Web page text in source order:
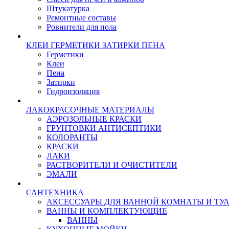
Штукатурка
Ремонтные составы
Ровнители для пола
КЛЕИ ГЕРМЕТИКИ ЗАТИРКИ ПЕНА
Герметики
Клеи
Пена
Затирки
Гидроизоляция
ЛАКОКРАСОЧНЫЕ МАТЕРИАЛЫ
АЭРОЗОЛЬНЫЕ КРАСКИ
ГРУНТОВКИ АНТИСЕПТИКИ
КОЛОРАНТЫ
КРАСКИ
ЛАКИ
РАСТВОРИТЕЛИ И ОЧИСТИТЕЛИ
ЭМАЛИ
САНТЕХНИКА
АКСЕССУАРЫ ДЛЯ ВАННОЙ КОМНАТЫ И
ВАННЫ И КОМПЛЕКТУЮЩИЕ
ВАННЫ